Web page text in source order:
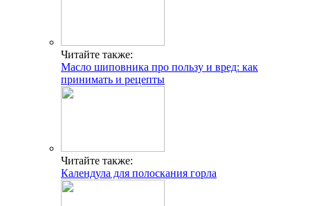
Читайте также:
Масло шиповника про пользу и вред: как
принимать и рецепты
Читайте также:
Календула для полоскания горла